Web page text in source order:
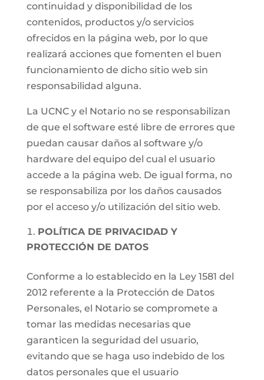
continuidad y disponibilidad de los
contenidos, productos y/o servicios
ofrecidos en la página web, por lo que
realizará acciones que fomenten el buen
funcionamiento de dicho sitio web sin
responsabilidad alguna.
La UCNC y el Notario no se responsabilizan
de que el software esté libre de errores que
puedan causar daños al software y/o
hardware del equipo del cual el usuario
accede a la página web. De igual forma, no
se responsabiliza por los daños causados
por el acceso y/o utilización del sitio web.
POLÍTICA DE PRIVACIDAD Y
PROTECCIÓN DE DATOS
Conforme a lo establecido en la Ley 1581 del
2012 referente a la Protección de Datos
Personales, el Notario se compromete a
tomar las medidas necesarias que
garanticen la seguridad del usuario,
evitando que se haga uso indebido de los
datos personales que el usuario